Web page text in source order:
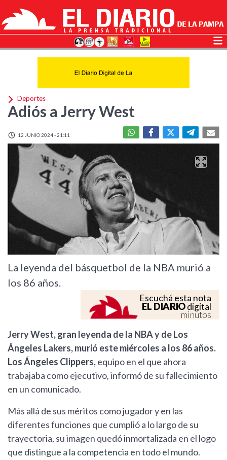
Deportes
Adiós a Jerry West
12 JUNIO 2024 - 21:11
La leyenda del básquetbol de la NBA murió a
los 86 años.
Escuchá esta nota
EL DIARIOdigital
minutos
Jerry West, gran leyenda de la NBA y de Los
Ángeles Lakers, murió este miércoles a los 86 años.
Los Ángeles Clippers,equipo en el que ahora
trabajaba como ejecutivo, informó de su fallecimiento
en un comunicado.
Más allá de sus méritos como jugador y en las
diferentes funciones que cumplió a lo largo de su
trayectoria, su imagen quedó inmortalizada en el logo
que distingue a la competencia en todo el mundo.